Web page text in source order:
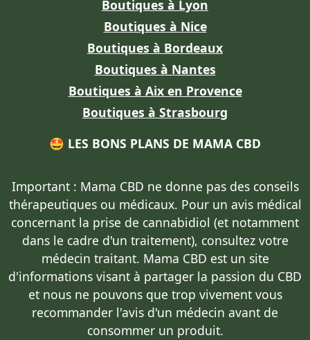
Boutiques à Lyon
Boutiques à Nice
Boutiques à Bordeaux
Boutiques à Nantes
Boutiques à Aix en Provence
Boutiques à Strasbourg
🤩 LES BONS PLANS DE MAMA CBD
Important : Mama CBD ne donne pas des conseils
thérapeutiques ou médicaux. Pour un avis médical
concernant la prise de cannabidiol (et notamment
dans le cadre d'un traitement), consultez votre
médecin traitant. Mama CBD est un site
d'informations visant à partager la passion du CBD
et nous ne pouvons que trop vivement vous
recommander l'avis d'un médecin avant de
consommer un produit.